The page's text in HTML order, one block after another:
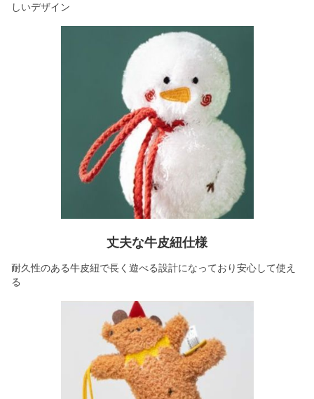
しいデザイン
丈夫な牛皮紐仕様
耐久性のある牛皮紐で長く遊べる設計になっており安心して使え
る